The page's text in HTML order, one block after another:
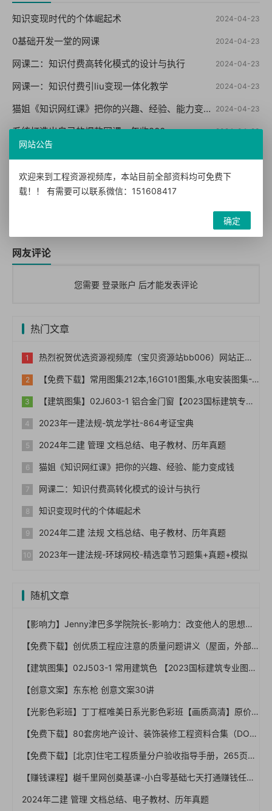
2024-04-23
知识变现时代的个体崛起术
2024-04-23
0基础开发一堂的网课
2024-04-23
网课二：知识付费高转化模式的设计与执行
2024-04-23
网课一：知识付费引liu变现一体化教学
2024-04-23
猫姐《知识网红课》把你的兴趣、经验、能力变成钱
2024-04-23
系统打造出自己的爆款网课，年收200w+
2024-04-23
爆款网课特训营，一套课程打天下，月收入3万到10万之10个实操法
知识类主播落地课程 小白也能快速门
2024-04-23
网友评论
您需要 登录账户 后才能发表评论
热门文章
热烈祝贺优选资源视频库（宝贝资源站bb006）网站正式上线！！
【免费下载】常用图集212本,16G101图集,水电安装图集-254本【01-0014】
【建筑图集】02J603-1 铝合金门窗【2023国标建筑专业图集大全】
2023年一建法规-筑龙学社-864考证宝典
2024年二建 管理 文档总结、电子教材、历年真题
猫姐《知识网红课》把你的兴趣、经验、能力变成钱
网课二：知识付费高转化模式的设计与执行
知识变现时代的个体崛起术
2024年二建 法规 文档总结、电子教材、历年真题
2023年一建法规-环球网校-精选章节习题集+真题+模拟
随机文章
【影响力】Jenny津巴多学院院长-影响力：改变他人的思想和行动【完结】
【免费下载】创优质工程应注意的质量问题讲义（屋面，外部工程，室内安装）,图文丰富,109页PPT【01-0043】
【建筑图集】02J503-1 常用建筑色 【2023国标建筑专业图集大全】
【创意文案】东东枪 创意文案30讲
【光影色彩班】丁丁框唯美日系光影色彩班【画质高清】原价298
【免费下载】80套房地产设计、装饰装修工程资料合集（DOC+PPT+PDF）【01-0030】
【免费下载】[北京]住宅工程质量分户验收指导手册，265页PPT，图文，可编辑【01-0044】
【赚钱课程】樾千里网创奠基课-小白零基础七天打通赚钱任督二脉】
2024年二建 管理 文档总结、电子教材、历年真题
网站公告
欢迎来到工程资源视频库，本站目前全部资料均可免费下
载！！ 有需要可以联系微信：151608417
确定